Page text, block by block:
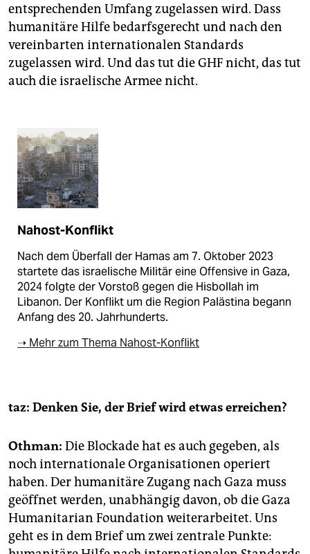
entsprechenden Umfang zugelassen wird. Dass
humanitäre Hilfe bedarfsgerecht und nach den
vereinbarten internationalen Standards
zugelassen wird. Und das tut die GHF nicht, das tut
auch die israelische Armee nicht.
Nahost-Konflikt
Nach dem Überfall der Hamas am 7. Oktober 2023
startete das israelische Militär eine Offensive in Gaza,
2024 folgte der Vorstoß gegen die Hisbollah im
Libanon. Der Konflikt um die Region Palästina begann
Anfang des 20. Jahrhunderts.
➝ Mehr zum Thema Nahost-Konflikt
taz: Denken Sie, der Brief wird etwas erreichen?
Othman: Die Blockade hat es auch gegeben, als
noch internationale Organisationen operiert
haben. Der humanitäre Zugang nach Gaza muss
geöffnet werden, unabhängig davon, ob die Gaza
Humanitarian Foundation weiterarbeitet. Uns
geht es in dem Brief um zwei zentrale Punkte: